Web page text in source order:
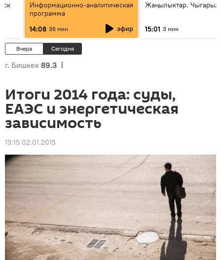
Информационно-аналитическая
программа
14:08 36 мин эфир
Жаңылыктар.
15:01 3 мин
Вчера Сегодня
г. Бишкек 89.3
Итоги 2014 года: суды,
ЕАЭС и энергетическая
зависимость
13:15 02.01.2015